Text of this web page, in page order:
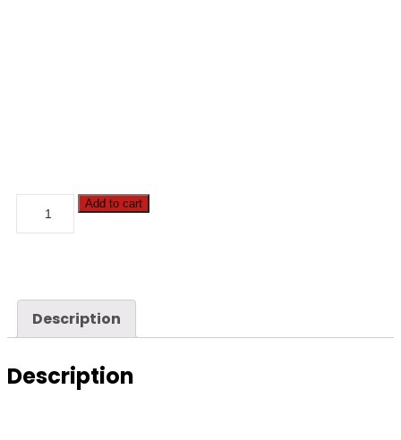
CTS
272hp
quantity
Add to cart
Description
Description